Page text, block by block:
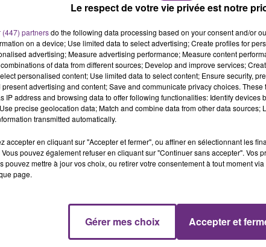
LE MAGASIN JOUÉCLUB DE
SES PORTES
C'était l'une des institutions du
rémois. Le magasin JouéClub est
fermer ses portes.
11h00 - 16h00
Le week-end Champagne
Le respect de votre vie privée est notre
(447) partnersdo the following data processing based on your consent and/or
on a device; Use limited data to select advertising; Create profiles for
advertising; Measure advertising performance; Measure content
of data from different sources; Develop and improve services;
personalised content; Use limited data to select content; Ensure security,
present advertising and content; Save and communicate privacy choices.
IP address and browsing data to offer following functionalities: Identify devices
precise geolocation data; Match and combine data from other data sources;
transmitted automatically.
accepter en cliquant sur "Accepter et fermer", ou affiner en sélectionnant les
pouvez également refuser en cliquant sur "Continuer sans accepter". Vos
pouvez mettre à jour vos choix, ou retirer votre consentement à tout moment
page.
Gérer mes choix Accepter et